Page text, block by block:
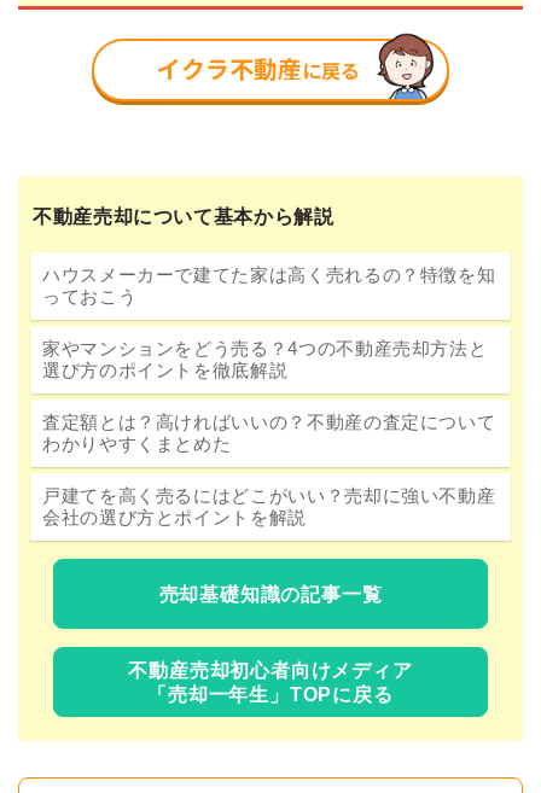
不動産売却について基本から解説
ハウスメーカーで建てた家は高く売れるの？特徴を知
っておこう
家やマンションをどう売る？4つの不動産売却方法と
選び方のポイントを徹底解説
査定額とは？高ければいいの？不動産の査定について
わかりやすくまとめた
戸建てを高く売るにはどこがいい？売却に強い不動産
会社の選び方とポイントを解説
売却基礎知識の記事一覧
不動産売却初心者向けメディア
「売却一年生」TOPに戻る